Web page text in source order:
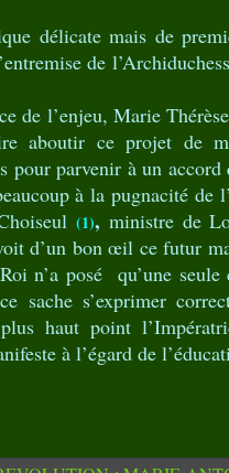
délicate mais de
de
de l’enjeu, Marie
aboutir ce projet de
pour parvenir à un
à la pugnacité de
(1), ministre de
d’un bon œil ce futur
n’a posé qu’une
sache s’exprimer
haut point
à l’égard de